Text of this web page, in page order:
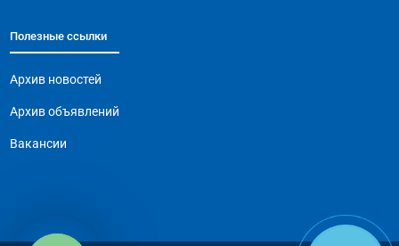
Полезные ссылки
Архив новостей
Архив объявлений
Вакансии